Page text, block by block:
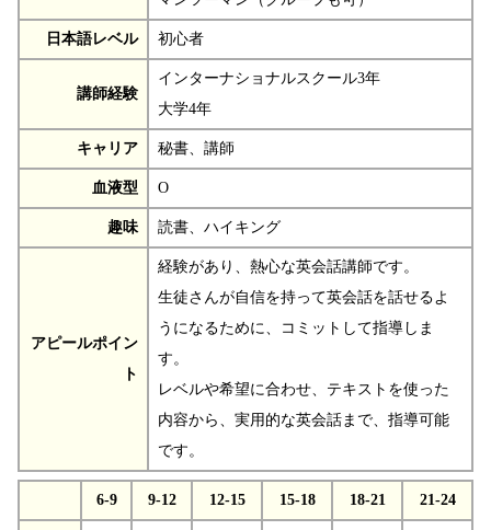
日本語レベル 初心者
講師経験
インターナショナルスクール3年
大学4年
キャリア 秘書、講師
血液型 O
趣味 読書、ハイキング
アピールポイン
ト
経験があり、熱心な英会話講師です。
生徒さんが自信を持って英会話を話せるよ
うになるために、コミットして指導しま
す。
レベルや希望に合わせ、テキストを使った
内容から、実用的な英会話まで、指導可能
です。
6-9 9-12 12-15 15-18 18-21 21-24